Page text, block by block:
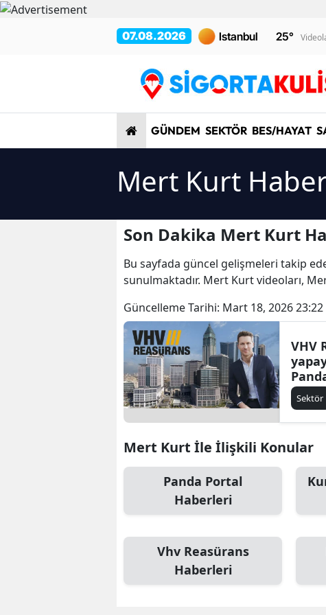
07.08.2026 25°
GÜNDEM SEKTÖR BES/HAYAT
Mert Kurt
Son Dakika Mert Kurt
Bu sayfada güncel gelişmeleri takip
sunulmaktadır. Mert Kurt videoları,
Güncelleme Tarihi: Mart 18, 2026 23:22
VHV
Sektör
Mert Kurt İle İlişkili Konular
Panda Portal
Haberleri
Vhv Reasürans
Haberleri